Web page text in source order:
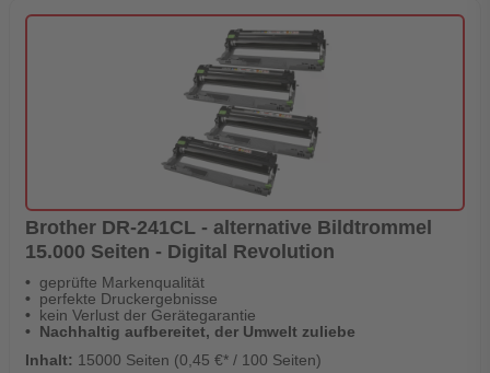
Brother DR-241CL - alternative Bildtrommel
15.000 Seiten - Digital Revolution
geprüfte Markenqualität
perfekte Druckergebnisse
kein Verlust der Gerätegarantie
Nachhaltig aufbereitet, der Umwelt zuliebe
Inhalt: 15000 Seiten (0,45 €* / 100 Seiten)